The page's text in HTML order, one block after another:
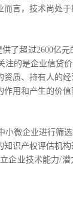
言，技术尚处
超过2600亿元
的是企业信贷
质、持有人的
用和产生的价
微企业进行筛
识产权评估机
企业技术能力/